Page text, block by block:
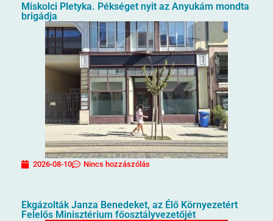
Miskolci Pletyka. Pékséget nyit az Anyukám mondta
brigádja
2026-08-10 Nincs hozzászólás
Ekgázolták Janza Benedeket, az Élő Környezetért
Felelős Minisztérium főosztályvezetőjét